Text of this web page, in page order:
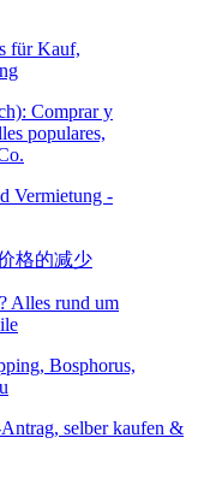
für Kauf,
Vermietung -
Alles rund um
selber kaufen &